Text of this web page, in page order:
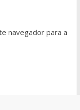
navegador para a